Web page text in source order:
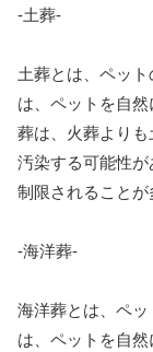
-土葬-
土葬とは、ペッ
は、ペットを自
葬は、火葬より
汚染する可能性
制限されることが
-海洋葬-
海洋葬とは、ペ
は、ペットを自